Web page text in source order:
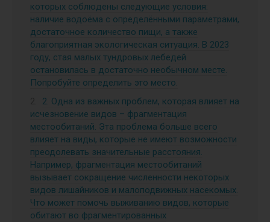
которых соблюдены следующие условия:
наличие водоёма с определёнными параметрами,
достаточное количество пищи, а также
благоприятная экологическая ситуация. В 2023
году, стая малых тундровых лебедей
остановилась в достаточно необычном месте.
Попробуйте определить это место.
2. Одна из важных проблем, которая влияет на
исчезновение видов – фрагментация
местообитаний. Эта проблема больше всего
влияет на виды, которые не имеют возможности
преодолевать значительные расстояния.
Например, фрагментация местообитаний
вызывает сокращение численности некоторых
видов лишайников и малоподвижных насекомых.
Что может помочь выживанию видов, которые
обитают во фрагментированных